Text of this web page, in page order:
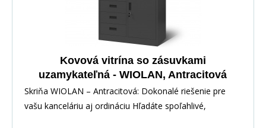
Kovová vitrína so zásuvkami
uzamykateľná - WIOLAN, Antracitová
Skriňa WIOLAN – Antracitová: Dokonalé riešenie pre
vašu kanceláriu aj ordináciu Hľadáte spoľahlivé,